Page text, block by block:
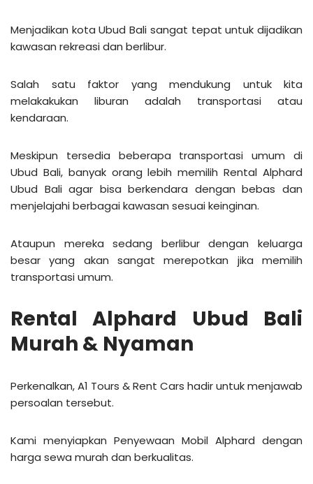
Menjadikan kota Ubud Bali sangat tepat untuk dijadikan
kawasan rekreasi dan berlibur.
Salah satu faktor yang mendukung untuk kita
melakakukan liburan adalah transportasi atau
kendaraan.
Meskipun tersedia beberapa transportasi umum di
Ubud Bali, banyak orang lebih memilih Rental Alphard
Ubud Bali agar bisa berkendara dengan bebas dan
menjelajahi berbagai kawasan sesuai keinginan.
Ataupun mereka sedang berlibur dengan keluarga
besar yang akan sangat merepotkan jika memilih
transportasi umum.
Rental Alphard Ubud Bali
Murah & Nyaman
Perkenalkan, A1 Tours & Rent Cars hadir untuk menjawab
persoalan tersebut.
Kami menyiapkan Penyewaan Mobil Alphard dengan
harga sewa murah dan berkualitas.